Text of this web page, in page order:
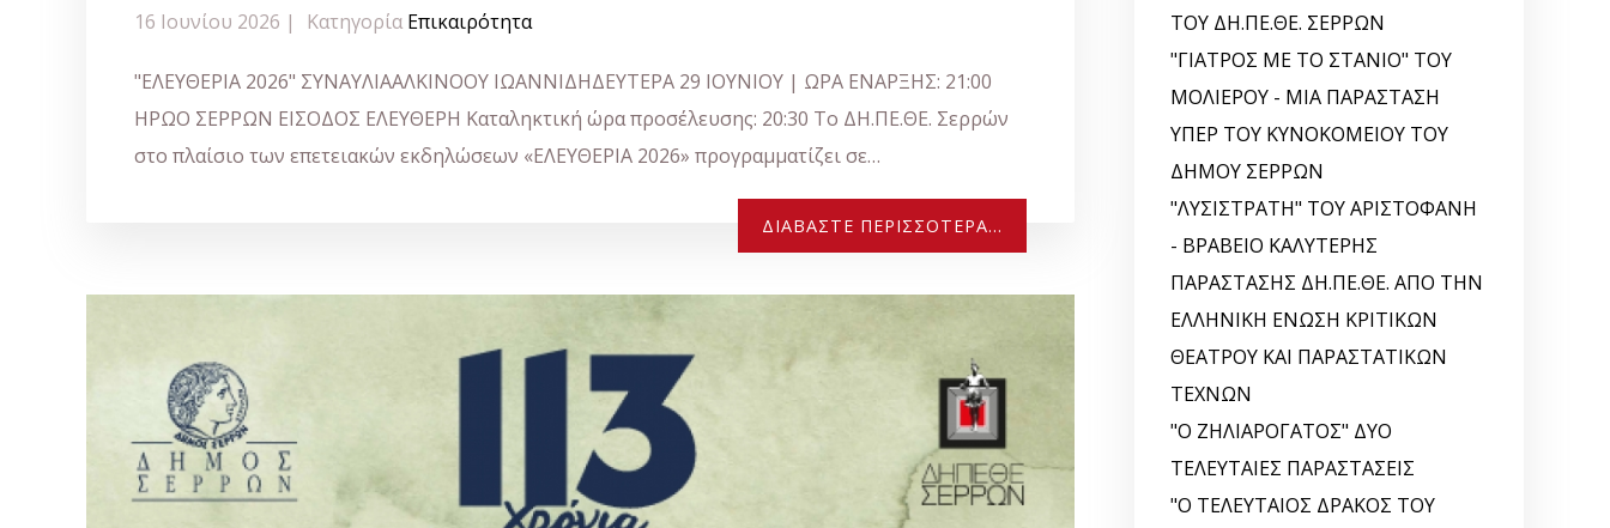
16 Ιουνίου 2026 | Κατηγορία Επικαιρότητα
"ΕΛΕΥΘΕΡΙΑ 2026" ΣΥΝΑΥΛΙΑΑΛΚΙΝΟΟΥ ΙΩΑΝΝΙΔΗΔΕΥΤΕΡΑ 29 ΙΟΥΝΙΟΥ | ΩΡΑ ΕΝΑΡΞΗΣ: 21:00
ΗΡΩΟ ΣΕΡΡΩΝ ΕΙΣΟΔΟΣ ΕΛΕΥΘΕΡΗ Καταληκτική ώρα προσέλευσης: 20:30 Το ΔΗ.ΠΕ.ΘΕ. Σερρών
στο πλαίσιο των επετειακών εκδηλώσεων «ΕΛΕΥΘΕΡΙΑ 2026» προγραμματίζει σε…
ΔΙΑΒΆΣΤΕ ΠΕΡΙΣΣΌΤΕΡΑ...
ΤΟΥ ΔΗ.ΠΕ.ΘΕ. ΣΕΡΡΩΝ
"ΓΙΑΤΡΟΣ ΜΕ ΤΟ ΣΤΑΝΙΟ" ΤΟΥ
ΜΟΛΙΕΡΟΥ - ΜΙΑ ΠΑΡΑΣΤΑΣΗ
ΥΠΕΡ ΤΟΥ ΚΥΝΟΚΟΜΕΙΟΥ ΤΟΥ
ΔΗΜΟΥ ΣΕΡΡΩΝ
"ΛΥΣΙΣΤΡΑΤΗ" ΤΟΥ ΑΡΙΣΤΟΦΑΝΗ
- ΒΡΑΒΕΙΟ ΚΑΛΥΤΕΡΗΣ
ΠΑΡΑΣΤΑΣΗΣ ΔΗ.ΠΕ.ΘΕ. ΑΠΟ ΤΗΝ
ΕΛΛΗΝΙΚΗ EΝΩΣΗ ΚΡΙΤΙΚΩΝ
ΘΕΑΤΡΟΥ ΚΑΙ ΠΑΡΑΣΤΑΤΙΚΩΝ
ΤΕΧΝΩΝ
"Ο ΖΗΛΙΑΡΟΓΑΤΟΣ" ΔΥΟ
ΤΕΛΕΥΤΑΙΕΣ ΠΑΡΑΣΤΑΣΕΙΣ
"Ο ΤΕΛΕΥΤΑΙΟΣ ΔΡΑΚΟΣ ΤΟΥ